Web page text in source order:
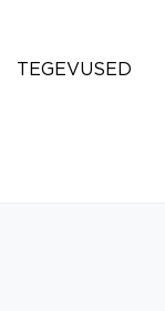
TEGEVUSED